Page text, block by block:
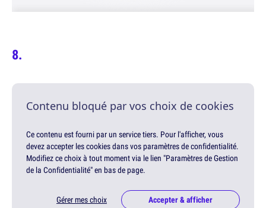
Contenu bloqué par vos choix de cookies
Ce contenu est fourni par un service tiers. Pour l'afficher, vous
devez accepter les cookies dans vos paramètres de confidentialité.
Modifiez ce choix à tout moment via le lien "Paramètres de Gestion
de la Confidentialité" en bas de page.
Gérer mes choix Accepter & afficher